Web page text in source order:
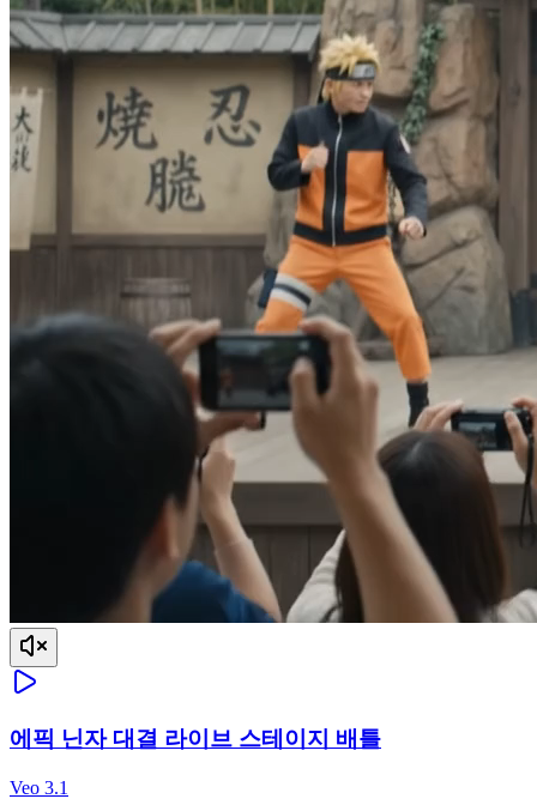
에픽 닌자 대결 라이브 스테이지 배틀
Veo 3.1